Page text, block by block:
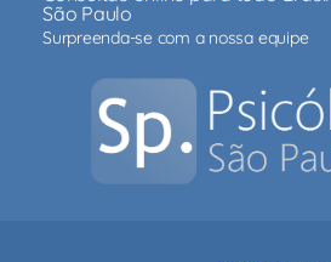
São Paulo
Surpreenda-se com a nossa equipe